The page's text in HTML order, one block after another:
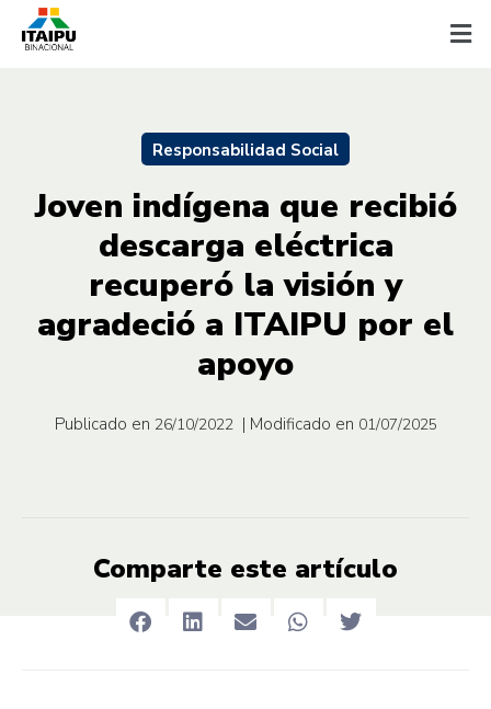
Responsabilidad Social
Joven indígena que recibió
descarga eléctrica
recuperó la visión y
agradeció a ITAIPU por el
apoyo
Publicado en 26/10/2022 | Modificado en 01/07/2025
Comparte este artículo